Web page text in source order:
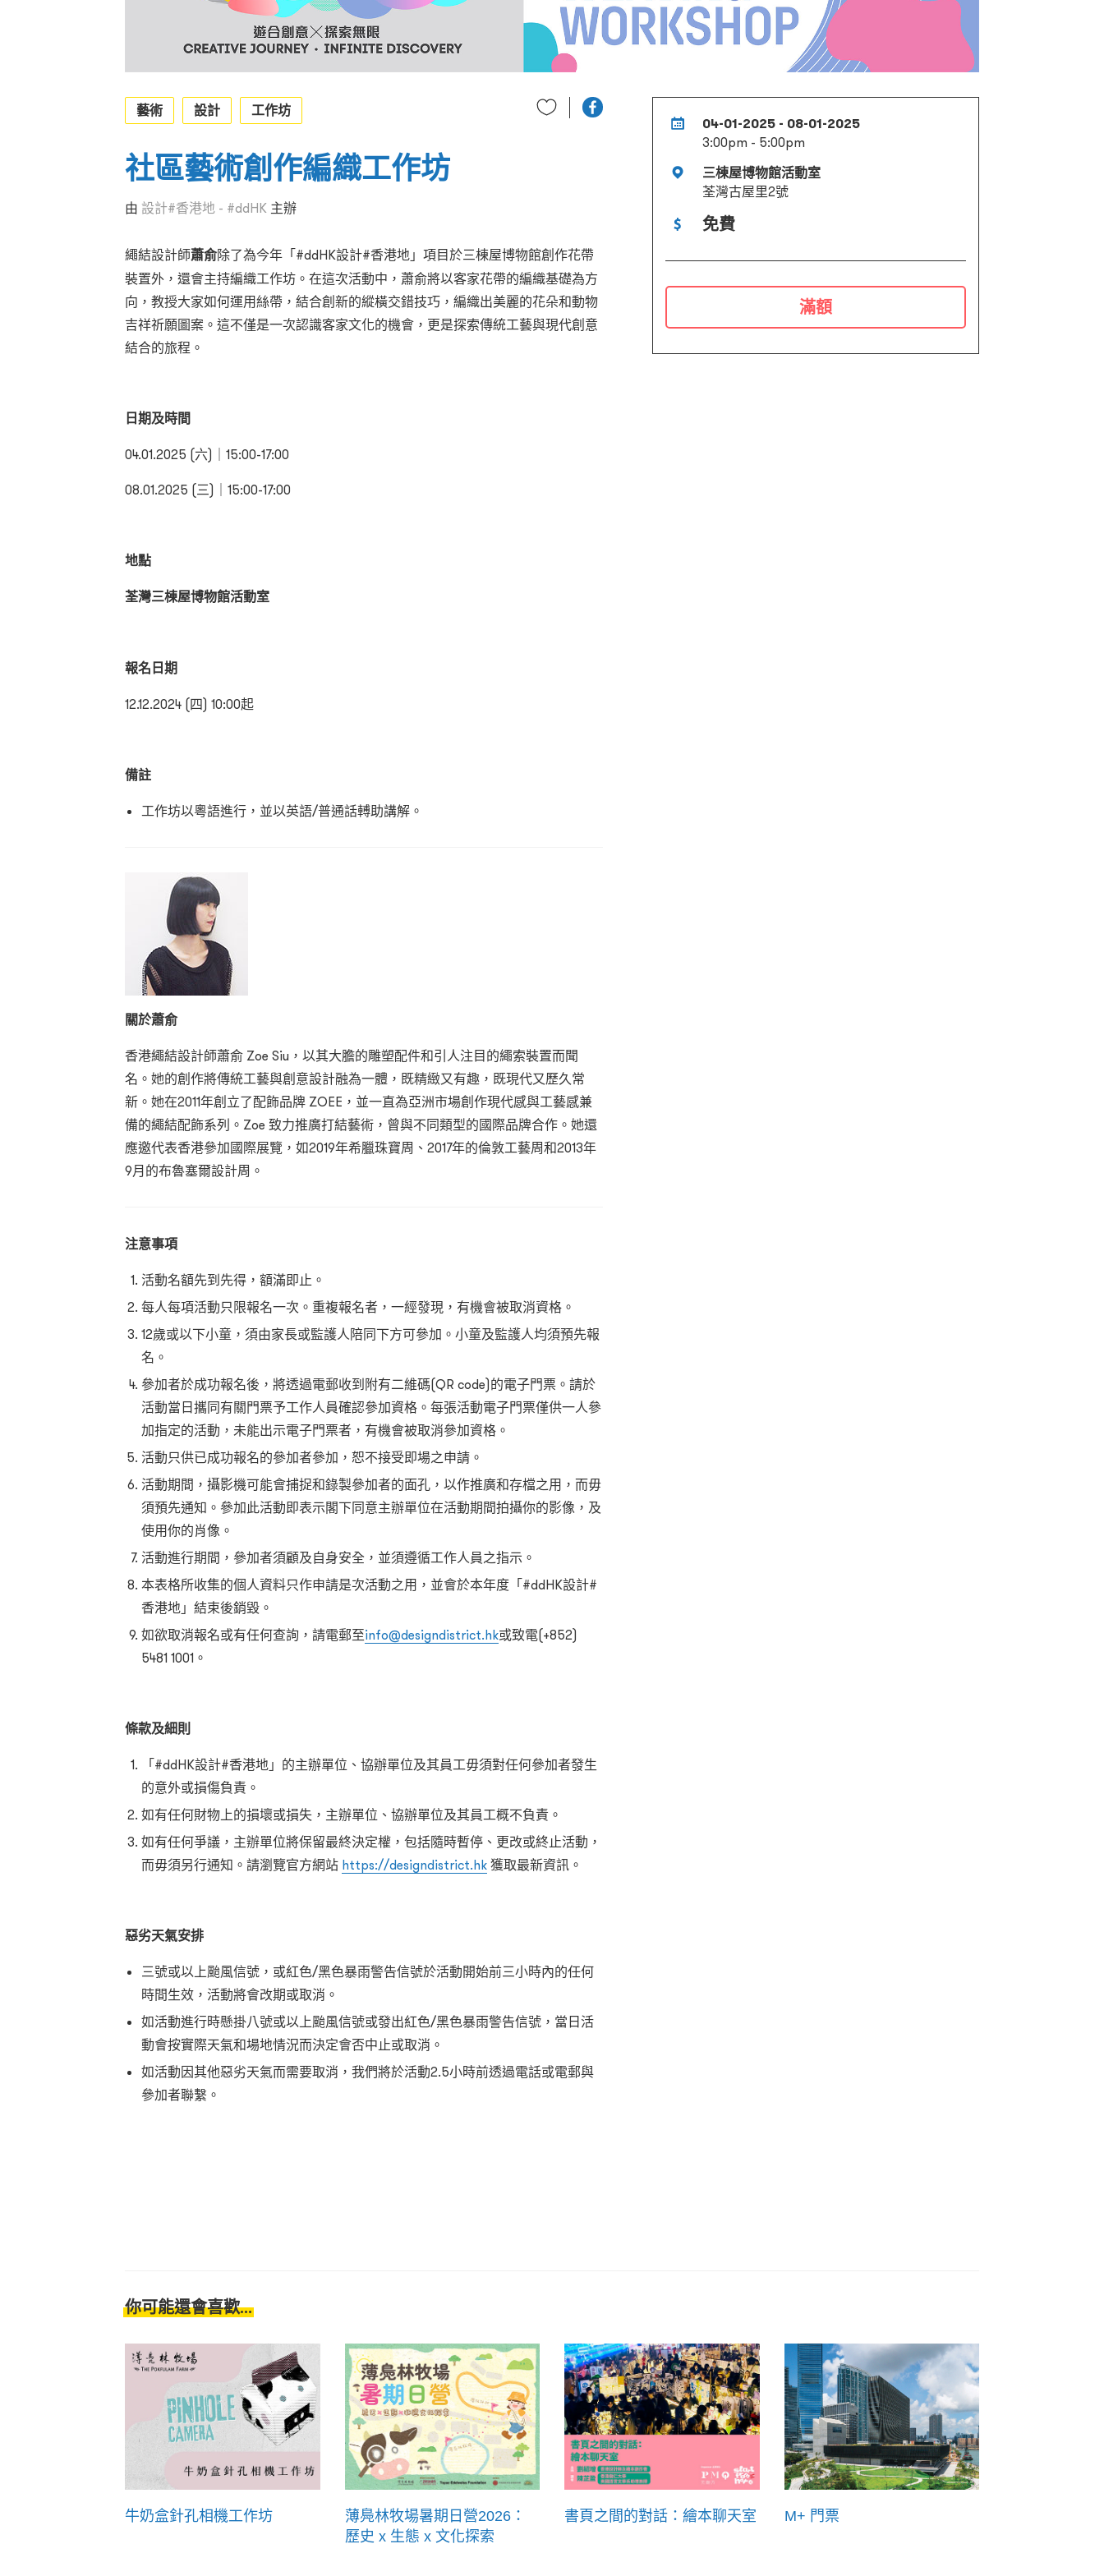
04-01-2025 - 08-01-2025
3:00pm - 5:00pm
三棟屋博物館活動室
荃灣古屋里2號
免費
滿額
藝術 設計 工作坊
社區藝術創作編織工作坊
由 設計#香港地 - #ddHK 主辦
繩結設計師蕭俞除了為今年「#ddHK設計#香港地」項目於三棟屋博物館創作花帶
裝置外，還會主持編織工作坊。在這次活動中，蕭俞將以客家花帶的編織基礎為方
向，教授大家如何運用絲帶，結合創新的縱橫交錯技巧，編織出美麗的花朵和動物
吉祥祈願圖案。這不僅是一次認識客家文化的機會，更是探索傳統工藝與現代創意
結合的旅程。
日期及時間
04.01.2025 (六)｜15:00-17:00
08.01.2025 (三)｜15:00-17:00
地點
荃灣三棟屋博物館活動室
報名日期
12.12.2024 (四) 10:00起
備註
工作坊以粵語進行，並以英語/普通話𨍭助講解。
關於蕭俞
香港繩結設計師蕭俞 Zoe Siu，以其大膽的雕塑配件和引人注目的繩索裝置而聞
名。她的創作將傳統工藝與創意設計融為一體，既精緻又有趣，既現代又歷久常
新。她在2011年創立了配飾品牌 ZOEE，並一直為亞洲市場創作現代感與工藝感兼
備的繩結配飾系列。Zoe 致力推廣打結藝術，曾與不同類型的國際品牌合作。她還
應邀代表香港參加國際展覽，如2019年希臘珠寶周、2017年的倫敦工藝周和2013年
9月的布魯塞爾設計周。
注意事項
活動名額先到先得，額滿即止。
每人每項活動只限報名一次。重複報名者，一經發現，有機會被取消資格。
12歲或以下小童，須由家長或監護人陪同下方可參加。小童及監護人均須預先報
名。
參加者於成功報名後，將透過電郵收到附有二維碼(QR code)的電子門票。請於
活動當日攜同有關門票予工作人員確認參加資格。每張活動電子門票僅供一人參
加指定的活動，未能出示電子門票者，有機會被取消參加資格。
活動只供已成功報名的參加者參加，恕不接受即場之申請。
活動期間，攝影機可能會捕捉和錄製參加者的面孔，以作推廣和存檔之用，而毋
須預先通知。參加此活動即表示閣下同意主辦單位在活動期間拍攝你的影像，及
使用你的肖像。
活動進行期間，參加者須顧及自身安全，並須遵循工作人員之指示。
本表格所收集的個人資料只作申請是次活動之用，並會於本年度「#ddHK設計#
香港地」結束後銷毀。
如欲取消報名或有任何查詢，請電郵至info@designdistrict.hk或致電(+852)
5481 1001。
條款及細則
「#ddHK設計#香港地」的主辦單位、協辦單位及其員工毋須對任何參加者發生
的意外或損傷負責。
如有任何財物上的損壞或損失，主辦單位、協辦單位及其員工概不負責。
如有任何爭議，主辦單位將保留最終決定權，包括隨時暫停、更改或終止活動，
而毋須另行通知。請瀏覽官方網站 https://designdistrict.hk 獲取最新資訊。
惡劣天氣安排
三號或以上颱風信號，或紅色/黑色暴雨警告信號於活動開始前三小時內的任何
時間生效，活動將會改期或取消。
如活動進行時懸掛八號或以上颱風信號或發出紅色/黑色暴雨警告信號，當日活
動會按實際天氣和場地情況而決定會否中止或取消。
如活動因其他惡劣天氣而需要取消，我們將於活動2.5小時前透過電話或電郵與
參加者聯繫。
你可能還會喜歡...
牛奶盒針孔相機工作坊
薄鳧林牧場暑期日營2026：
歷史 x 生態 x 文化探索
書頁之間的對話：繪本聊天室 M+ 門票